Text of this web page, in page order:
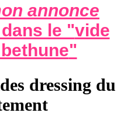
annonce
le "vide
"
dressing du